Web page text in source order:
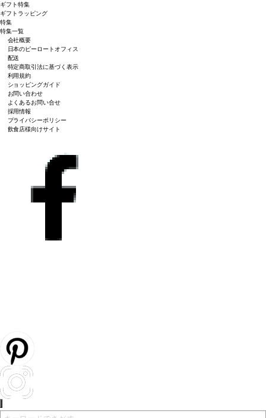
ギフト特集
ギフトラッピング
特集
特集一覧
会社概要
日本のピーロートオフィス
配送
特定商取引法に基づく表示
利用規約
ショッピングガイド
お問い合わせ
よくあるお問い合せ
採用情報
プライバシーポリシー
飲食店様向けサイト